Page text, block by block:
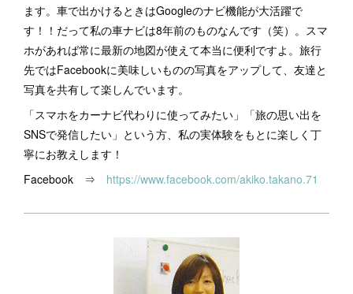
ます。車で出かけるときはGoogleのナビ機能が大活躍で
す！！だって私の車ナビは8年前のものなんです（笑）。スマ
ホがあれば常に最新の地図が使えて本当に便利ですよ。旅行
先ではFacebookに美味しいものの写真をアップして、友達と
写真を共有して楽しんでいます。
「スマホをカーナビ代わりに使ってみたい」「旅の思い出を
SNSで発信したい」という方、私の実体験をもとに楽しく丁
寧にお教えします！
Facebook ⇒ https://www.facebook.com/akiko.takano.71